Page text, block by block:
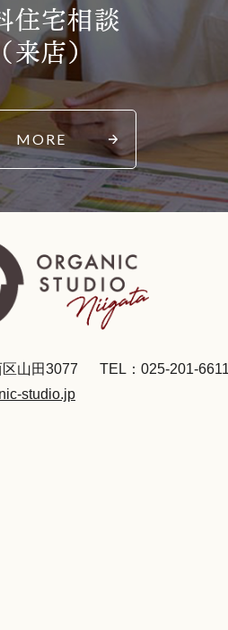
住宅相談
（来店）
MORE
山田3077
TEL：025-201-
studio.jp